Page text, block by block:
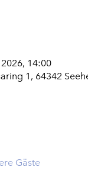
14:00
1, 64342
Gäste